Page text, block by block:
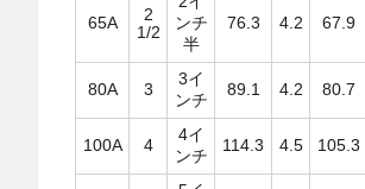
65A
2
1/2
ンチ
半
76.3 4.2 67.9
80A 3
3イ
ンチ
89.1 4.2 80.7
100A 4
4イ
ンチ
114.3 4.5 105.3